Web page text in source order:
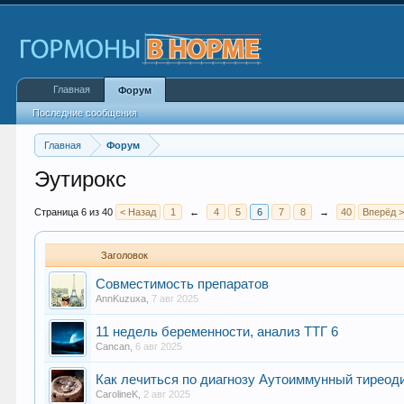
Главная Форум
Эутирокс
Страница 6 из 40 < Назад 1 ← 4 5 6 7 8 → 40 Вперёд >
Заголовок
Совместимость препаратов
AnnKuzuxa 7 авг 2025
11 недель беременности, анализ ТТГ 6
Cancan 6 авг 2025
Как лечиться по диагнозу Аутоиммунный
CarolineK 2 авг 2025
Главная Форум
Последние сообщения